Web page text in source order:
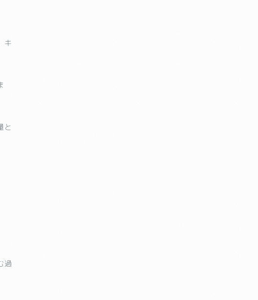
キ
と
過